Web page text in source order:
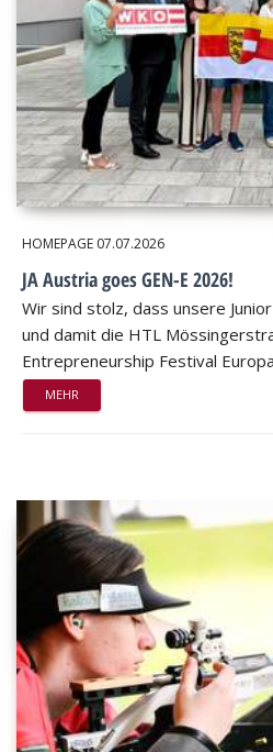
HOMEPAGE 07.07.2026
JA Austria goes GEN-E 2026!
Wir sind stolz, dass unsere
und damit die HTL
Entrepreneurship Festival
MEHR